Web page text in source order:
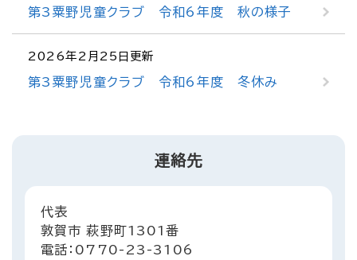
第3粟野児童クラブ 令和6年度 秋の様子
2026年2月25日更新
第3粟野児童クラブ 令和6年度 冬休み
連絡先
代表
敦賀市 萩野町1301番
電話：0770-23-3106